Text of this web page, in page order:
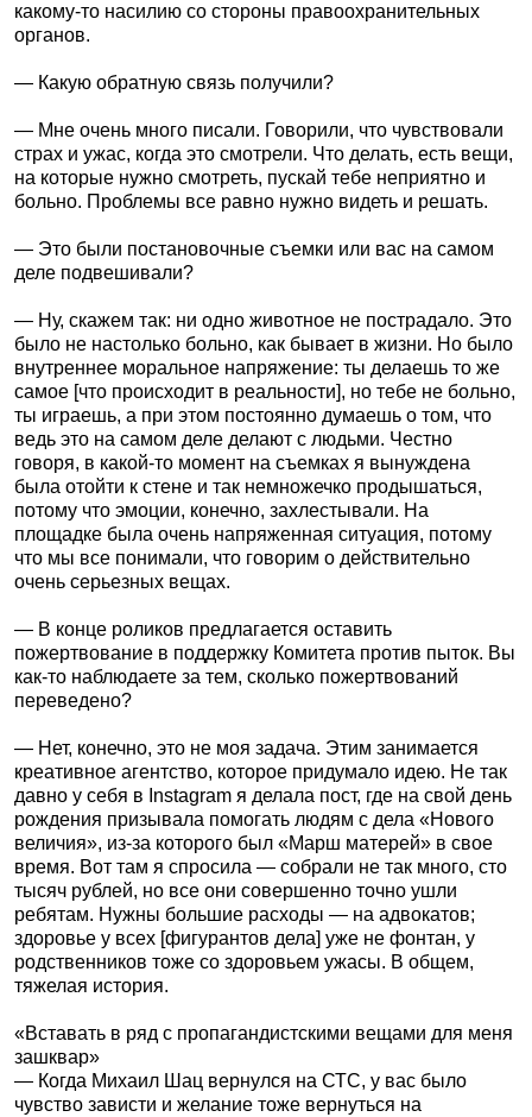
какому-то насилию со стороны правоохранительных
органов.
— Какую обратную связь получили?
— Мне очень много писали. Говорили, что чувствовали
страх и ужас, когда это смотрели. Что делать, есть вещи,
на которые нужно смотреть, пускай тебе неприятно и
больно. Проблемы все равно нужно видеть и решать.
— Это были постановочные съемки или вас на самом
деле подвешивали?
— Ну, скажем так: ни одно животное не пострадало. Это
было не настолько больно, как бывает в жизни. Но было
внутреннее моральное напряжение: ты делаешь то же
самое [что происходит в реальности], но тебе не больно,
ты играешь, а при этом постоянно думаешь о том, что
ведь это на самом деле делают с людьми. Честно
говоря, в какой-то момент на съемках я вынуждена
была отойти к стене и так немножечко продышаться,
потому что эмоции, конечно, захлестывали. На
площадке была очень напряженная ситуация, потому
что мы все понимали, что говорим о действительно
очень серьезных вещах.
— В конце роликов предлагается оставить
пожертвование в поддержку Комитета против пыток. Вы
как-то наблюдаете за тем, сколько пожертвований
переведено?
— Нет, конечно, это не моя задача. Этим занимается
креативное агентство, которое придумало идею. Не так
давно у себя в Instagram я делала пост, где на свой день
рождения призывала помогать людям с дела «Нового
величия», из-за которого был «Марш матерей» в свое
время. Вот там я спросила — собрали не так много, сто
тысяч рублей, но все они совершенно точно ушли
ребятам. Нужны большие расходы — на адвокатов;
здоровье у всех [фигурантов дела] уже не фонтан, у
родственников тоже со здоровьем ужасы. В общем,
тяжелая история.
«Вставать в ряд с пропагандистскими вещами для меня
зашквар»
— Когда Михаил Шац вернулся на СТС, у вас было
чувство зависти и желание тоже вернуться на